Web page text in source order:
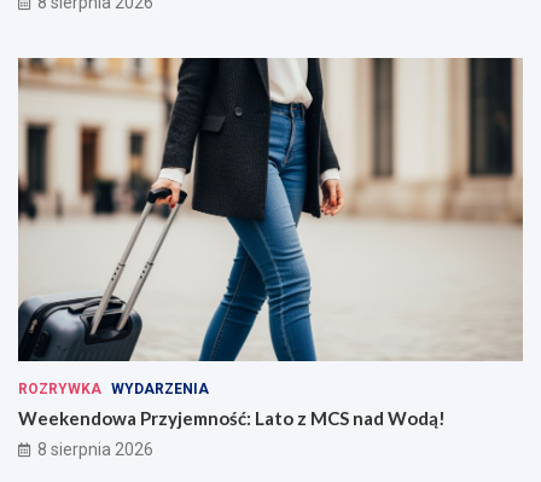
ROZRYWKA WYDARZENIA
Weekendowa Przyjemność: Lato z MCS nad Wodą!
8 sierpnia 2026